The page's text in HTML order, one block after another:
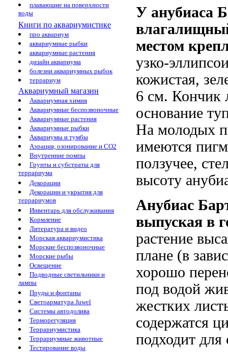
плавающие на поверхности
воды
Книги по аквариумистике
про аквариум
аквариумные рыбки
аквариумные растения
дизайн аквариума
болезни аквариумных рыбок
террариум
Аквариумный магазин
Аквариумная химия
Аквариумные беспозвоночные
Аквариумные растения
Аквариумные рыбки
Аквариумы и тумбы
Аэрация, озонирование и CO2
Внутренние помпы
Грунты и субстраты для
террариума
Декорации
Декорации и укрытия для
террариумов
Инвентарь для обслуживания
Кормление
Литература и видео
Морская аквариумистика
Морские беспозвоночные
Морские рыбы
Освещение
Подводные светильники и
лампы
Пруды и фонтаны
Светоарматура Juwel
Системы автодолива
Терморегуляция
Террариумистика
Террариумные животные
Тестирование воды
У анубиаса
местом
узко-
кожистая,
6 см. Кончик
основание
На молодых
имеются
ползучее,
высоту
Анубиас
выпуская в
растение
плане (в
хорошо
под водой
жестких
содержатся
подходит